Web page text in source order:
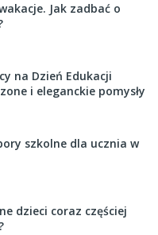
Jak zadbać o
na Dzień Edukacji
i eleganckie pomysły
szkolne dla ucznia w
dzieci coraz częściej